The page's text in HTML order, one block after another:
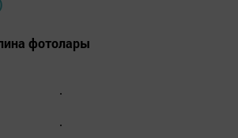
фотолары